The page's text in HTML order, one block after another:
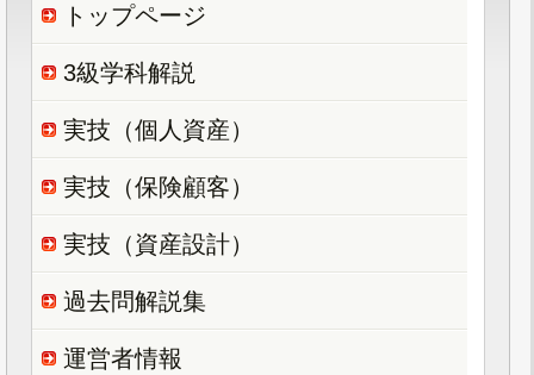
トップページ
3級学科解説
実技（個人資産）
実技（保険顧客）
実技（資産設計）
過去問解説集
運営者情報